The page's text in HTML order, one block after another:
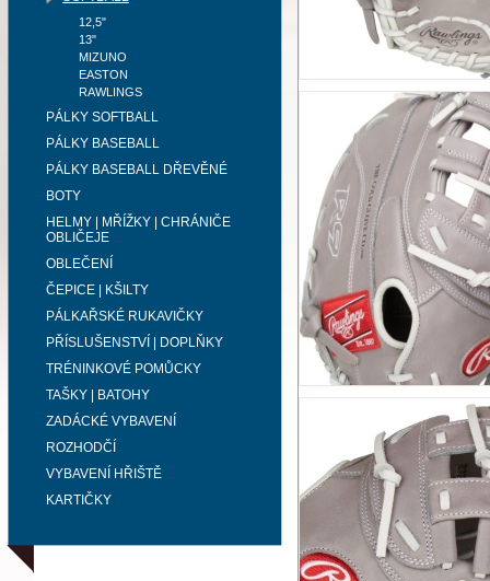
12,5"
13"
MIZUNO
EASTON
RAWLINGS
PÁLKY SOFTBALL
PÁLKY BASEBALL
PÁLKY BASEBALL DŘEVĚNÉ
BOTY
HELMY | MŘÍŽKY | CHRÁNIČE
OBLIČEJE
OBLEČENÍ
ČEPICE | KŠILTY
PÁLKAŘSKÉ RUKAVIČKY
PŘÍSLUŠENSTVÍ | DOPLŇKY
TRÉNINKOVÉ POMŮCKY
TAŠKY | BATOHY
ZADÁCKÉ VYBAVENÍ
ROZHODČÍ
VYBAVENÍ HŘIŠTĚ
KARTIČKY